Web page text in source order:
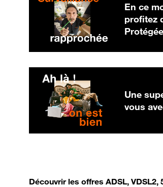
En ce
profitez
Protégée
Une
vous
Découvrir les offres ADSL,